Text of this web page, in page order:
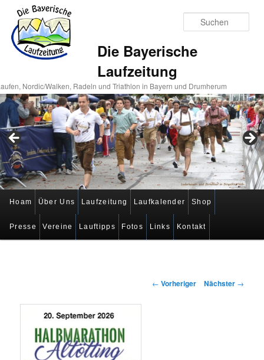
Die Bayerische
Laufzeitung
Nordic/Walken, Radeln und Triathlon in Bayern und Drumherum
Hauptmenü
Zum
primären
Zum
sekundären
Hoam Über Uns Laufzeitung Laufkalender Shop
Presse Vereine Lauftipps Fotos Links Kontakt
Beitragsnavigation
← Vorheriger Nächster →